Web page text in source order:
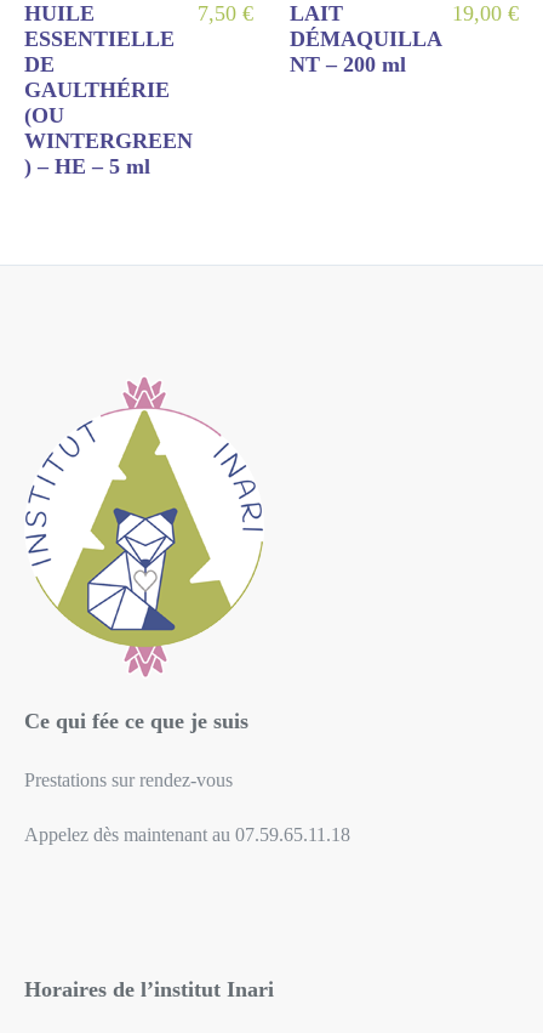
HUILE
ESSENTIELLE
DE
GAULTHÉRIE
(OU
WINTERGREEN
) – HE – 5 ml
7,50 €
LAIT
DÉMAQUILLA
NT – 200 ml
19,00 €
Ce qui fée ce que je suis
Prestations sur rendez-vous
Appelez dès maintenant au 07.59.65.11.18
Horaires de l’institut Inari